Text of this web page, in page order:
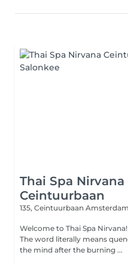
Thai Spa Nirvana
Ceintuurbaan
135, Ceintuurbaan Amsterdam
Welcome to Thai Spa Nirvana! Nirwana (in English: Nirvana).
The word literally means
the mind after the burning ...